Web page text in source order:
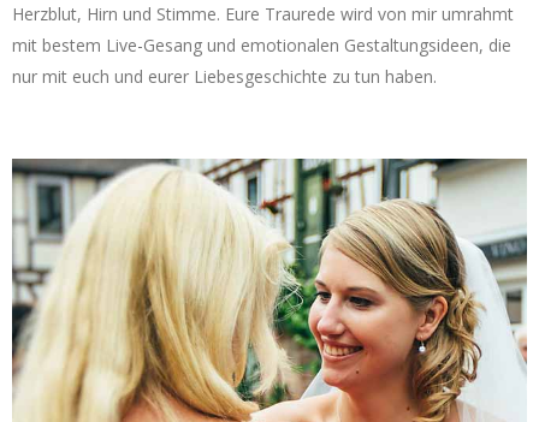
Herzblut, Hirn und Stimme. Eure Traurede wird von mir umrahmt
mit bestem Live-Gesang und emotionalen Gestaltungsideen, die
nur mit euch und eurer Liebesgeschichte zu tun haben.